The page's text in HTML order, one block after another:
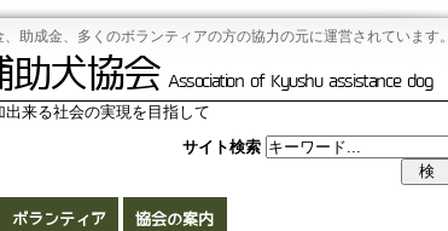
助成金、多くのボランティアの方の協力の元に運営されています。
助犬協会 Association of Kyushu assistance dog
来る社会の実現を目指して
サイト検索
ボランティア 協会の案内